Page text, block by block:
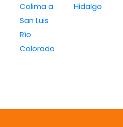
Colima a
San Luis
Río
Colorado
Hidalgo